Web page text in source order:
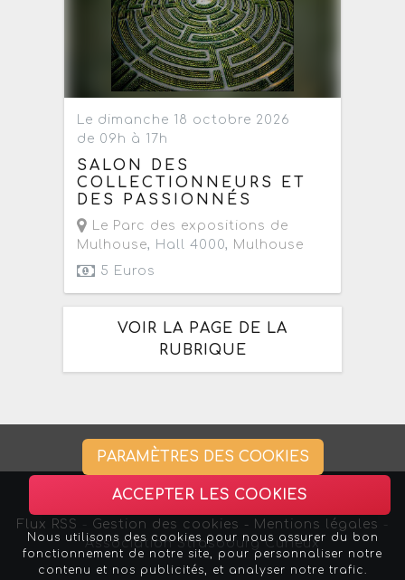
Le dimanche 18 octobre 2026
de 09h à 17h
SALON DES
COLLECTIONNEURS ET
DES PASSIONNÉS
Le Parc des expositions de
Mulhouse, Hall 4000, Mulhouse
5 Euros
VOIR LA PAGE DE LA
RUBRIQUE
Flux RSS Gestion des cookies - Mentions légales
Association Strasbourg Curieux
PARAMÈTRES DES COOKIES
ACCEPTER LES COOKIES
Nous utilisons des cookies pour nous assurer du bon
fonctionnement de notre site, pour personnaliser notre
contenu et nos publicités, et analyser notre trafic.